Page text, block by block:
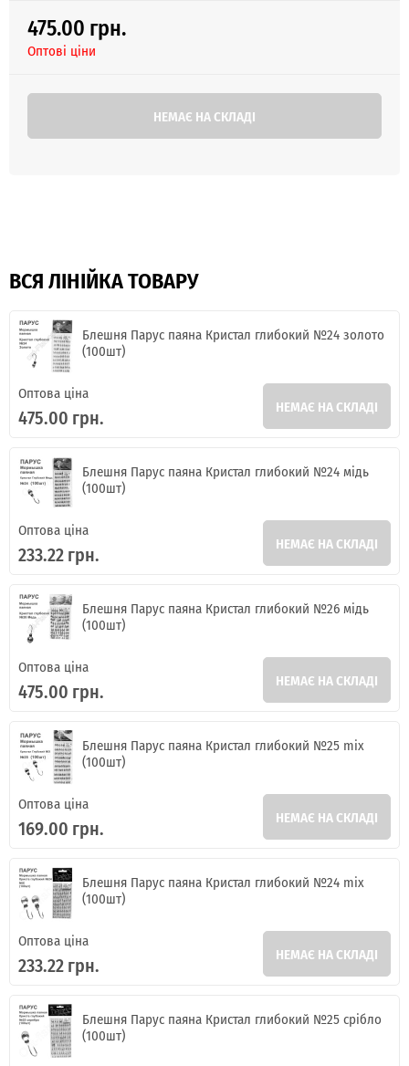
475.00 грн.
Оптові ціни
НЕМАЄ НА СКЛАДІ
ВСЯ ЛІНІЙКА ТОВАРУ
Блешня Парус паяна Кристал глибокий №24 золото
(100шт)
Оптова ціна
475.00 грн. НЕМАЄ НА СКЛАДІ
Блешня Парус паяна Кристал глибокий №24 мідь
(100шт)
Оптова ціна
233.22 грн. НЕМАЄ НА СКЛАДІ
Блешня Парус паяна Кристал глибокий №26 мідь
(100шт)
Оптова ціна
475.00 грн. НЕМАЄ НА СКЛАДІ
Блешня Парус паяна Кристал глибокий №25 mix
(100шт)
Оптова ціна
169.00 грн. НЕМАЄ НА СКЛАДІ
Блешня Парус паяна Кристал глибокий №24 mix
(100шт)
Оптова ціна
233.22 грн. НЕМАЄ НА СКЛАДІ
Блешня Парус паяна Кристал глибокий №25 срібло
(100шт)